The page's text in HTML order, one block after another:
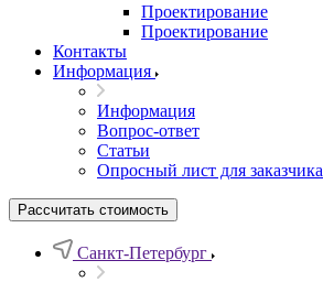
Проектирование
Проектирование
Контакты
Информация
Информация
Вопрос-ответ
Статьи
Опросный лист для заказчика
Рассчитать стоимость
Санкт-Петербург